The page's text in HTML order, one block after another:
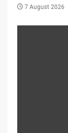
7 August 2026